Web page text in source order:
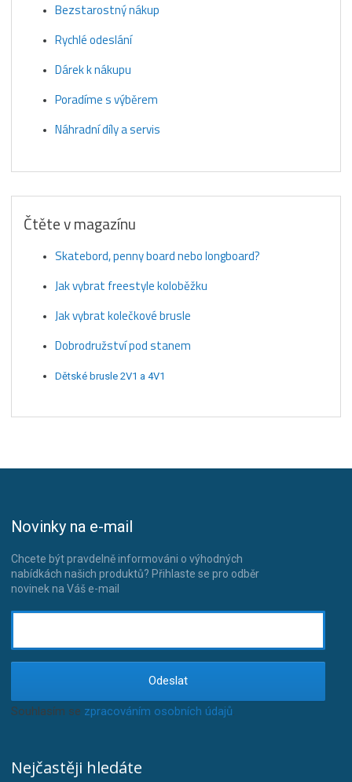
Bezstarostný nákup
Rychlé odeslání
Dárek k nákupu
Poradíme s výběrem
Náhradní díly a servis
Čtěte v magazínu
Skatebord, penny board nebo longboard?
Jak vybrat freestyle koloběžku
Jak vybrat kolečkové brusle
Dobrodružství pod stanem
Dětské brusle 2V1 a 4V1
Novinky na e-mail
Chcete být pravdelně informováni o výhodných
nabídkách našich produktů? Přihlaste se pro odběr
novinek na Váš e-mail
Odeslat
Souhlasím se zpracováním osobních údajů.
Nejčastěji hledáte